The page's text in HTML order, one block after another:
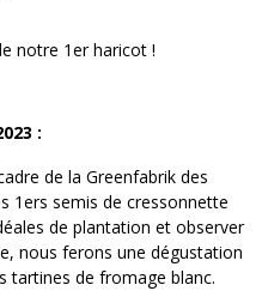
notre 1er haricot !
:
de la Greenfabrik des
1ers semis de cressonnette
de plantation et observer
nous ferons une dégustation
tartines de fromage blanc.